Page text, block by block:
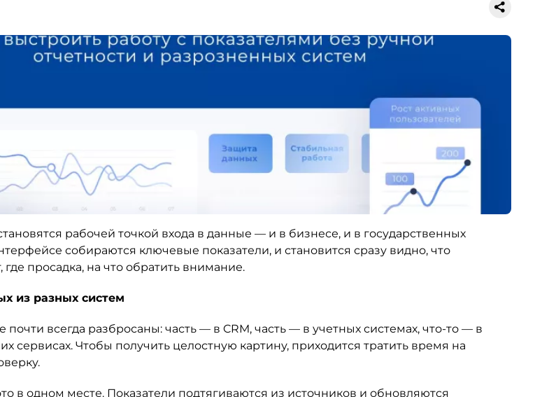
рабочей точкой входа в данные — и в бизнесе, и в государственных
собираются ключевые показатели, и становится сразу видно, что
где просадка, на что обратить внимание.
из разных систем
почти всегда разбросаны: часть — в CRM, часть — в учетных системах, что-то — в
сервисах. Чтобы получить целостную картину, приходится тратить время на
в одном месте. Показатели подтягиваются из источников и обновляются